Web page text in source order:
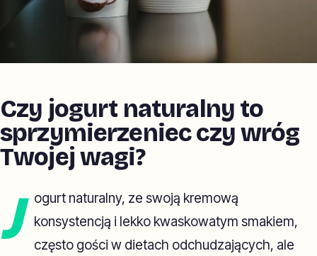
Czy jogurt naturalny to
sprzymierzeniec czy wróg
Twojej wagi?
J
ogurt naturalny, ze swoją kremową
konsystencją i lekko kwaskowatym smakiem,
często gości w dietach odchudzających, ale